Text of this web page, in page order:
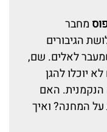
מחבר
הגיבורים
לאלים. שם,
יוכלו להגן
הנקמנית. האם
המחנה? ואיך